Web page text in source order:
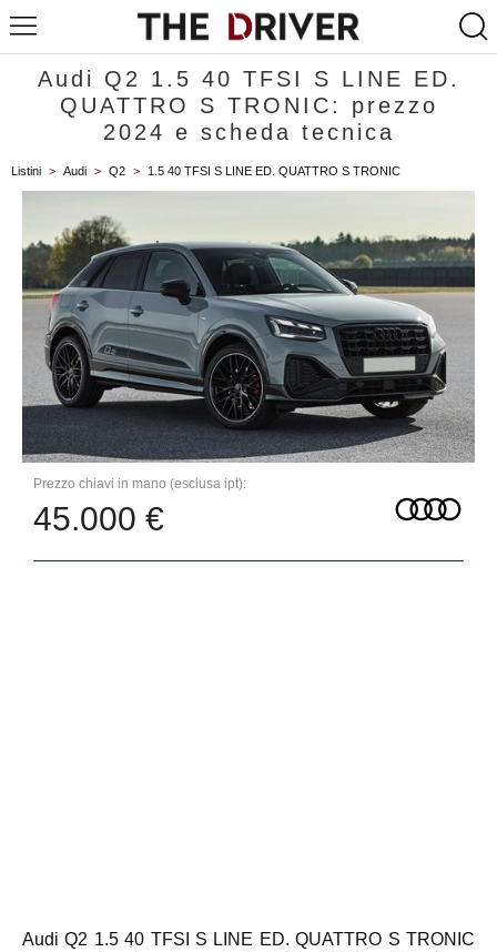
Audi Q2 1.5 40 TFSI S LINE ED.
QUATTRO S TRONIC: prezzo
2024 e scheda tecnica
Listini > Audi > Q2 > 1.5 40 TFSI S LINE ED. QUATTRO S TRONIC
Prezzo chiavi in mano (esclusa ipt):
45.000 €
Audi Q2 1.5 40 TFSI S LINE ED. QUATTRO S TRONIC